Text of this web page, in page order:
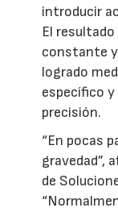
introducir
El
constante y
logrado
específico y
precisión.
“En pocas
gravedad”,
de